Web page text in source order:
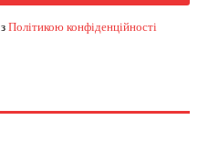
Політикою конфіденційності